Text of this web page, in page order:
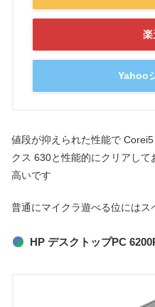
楽
Yahoo
値段が抑えられた性能で
クス 630と性能的にクリアして
高いです
普通にマイクラ遊べる位にはス
HP デスクトップPC